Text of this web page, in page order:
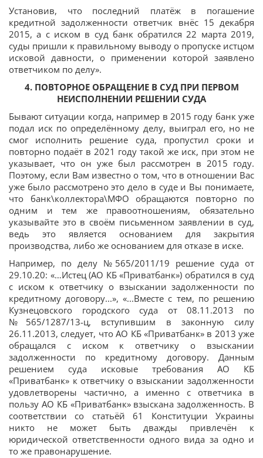
Установив, что последний платёж в погашение
кредитной задолженности ответчик внёс 15 декабря
2015, а с иском в суд банк обратился 22 марта 2019,
суды пришли к правильному выводу о пропуске истцом
исковой давности, о применении которой заявлено
ответчиком по делу».
4. ПОВТОРНОЕ ОБРАЩЕНИЕ В СУД ПРИ ПЕРВОМ
НЕИСПОЛНЕНИИ РЕШЕНИИ СУДА
Бывают ситуации когда, например в 2015 году банк уже
подал иск по определённому делу, выиграл его, но не
смог исполнить решение суда, пропустил сроки и
повторно подаёт в 2021 году такой же иск, при этом не
указывает, что он уже был рассмотрен в 2015 году.
Поэтому, если Вам известно о том, что в отношении Вас
уже было рассмотрено это дело в суде и Вы понимаете,
что банк\коллектора\МФО обращаются повторно по
одним и тем же правоотношениям, обязательно
указывайте это в своём письменном заявлении в суд,
ведь это является основанием для закрытия
производства, либо же основанием для отказе в иске.
Например, по делу №565/2011/19 решение суда от
29.10.20: «…Истец (АО КБ «Приватбанк») обратился в суд
с иском к ответчику о взыскании задолженности по
кредитному договору...», «...Вместе с тем, по решению
Кузнецовского городского суда от 08.11.2013 по
№565/1287/13-ц, вступившим в законную силу
26.11.2013, следует, что АО КБ «Приватбанк» в 2013 уже
обращался с иском к ответчику о взыскании
задолженности по кредитному договору. Данным
решением суда исковые требования АО КБ
«Приватбанк» к ответчику о взыскании задолженности
удовлетворены частично, а именно с ответчика в
пользу АО КБ «Приватбанк» взыскана задолженность. В
соответствии со статьёй 61 Конституции Украины
никто не может быть дважды привлечён к
юридической ответственности одного вида за одно и
то же правонарушение.